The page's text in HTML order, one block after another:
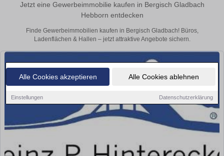
Alle Cookies akzeptieren Alle Cookies ablehnen
Einstellungen Datenschutzerklärung
Jetzt eine Gewerbeimmobilie kaufen in Bergisch Gladbach
Hebborn entdecken
Finde Gewerbeimmobilien kaufen in Bergisch Gladbach! Büros,
Ladenflächen & Hallen – jetzt attraktive Angebote sichern.